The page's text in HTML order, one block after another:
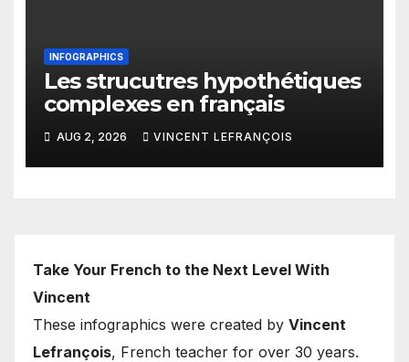
INFOGRAPHICS
Les strucutres hypothétiques
complexes en français
AUG 2, 2026 VINCENT LEFRANÇOIS
Take Your French to the Next Level With
Vincent
These infographics were created by Vincent
Lefrançois, French teacher for over 30 years.